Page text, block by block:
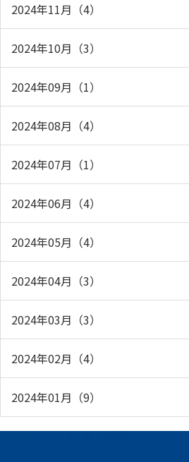
2024年11月（4）
2024年10月（3）
2024年09月（1）
2024年08月（4）
2024年07月（1）
2024年06月（4）
2024年05月（4）
2024年04月（3）
2024年03月（3）
2024年02月（4）
2024年01月（9）